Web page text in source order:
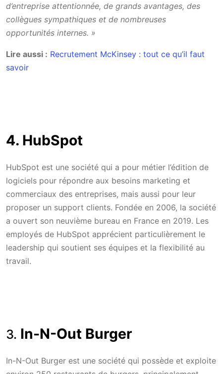
d’entreprise attentionnée, de grands avantages, des
collègues sympathiques et de nombreuses
opportunités internes. »
Lire aussi : Recrutement McKinsey : tout ce qu’il faut
savoir
4. HubSpot
HubSpot est une société qui a pour métier l’édition de
logiciels pour répondre aux besoins marketing et
commerciaux des entreprises, mais aussi pour leur
proposer un support clients. Fondée en 2006, la société
a ouvert son neuvième bureau en France en 2019. Les
employés de HubSpot apprécient particulièrement le
leadership qui soutient ses équipes et la flexibilité au
travail.
3. In-N-Out Burger
In-N-Out Burger est une société qui possède et exploite